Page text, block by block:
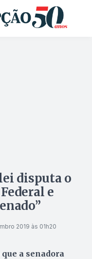
disputa o
e
2019 às 01h20
a senadora